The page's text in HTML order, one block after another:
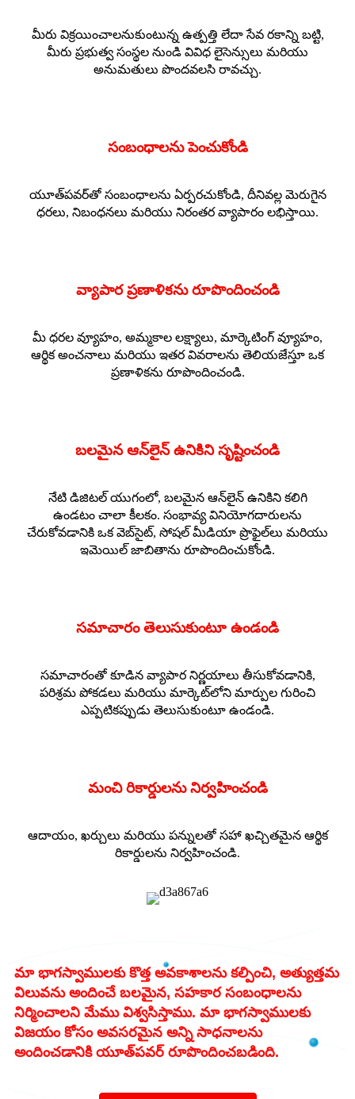
మీరు విక్రయించాలనుకుంటున్న ఉత్పత్తి లేదా సేవ రకాన్ని బట్టి,
మీరు ప్రభుత్వ సంస్థల నుండి వివిధ లైసెన్సులు మరియు
అనుమతులు పొందవలసి రావచ్చు.
సంబంధాలను పెంచుకోండి
యూత్‌పవర్‌తో సంబంధాలను ఏర్పరచుకోండి, దీనివల్ల మెరుగైన
ధరలు, నిబంధనలు మరియు నిరంతర వ్యాపారం లభిస్తాయి.
వ్యాపార ప్రణాళికను రూపొందించండి
మీ ధరల వ్యూహం, అమ్మకాల లక్ష్యాలు, మార్కెటింగ్ వ్యూహం,
ఆర్థిక అంచనాలు మరియు ఇతర వివరాలను తెలియజేస్తూ ఒక
ప్రణాళికను రూపొందించండి.
బలమైన ఆన్‌లైన్ ఉనికిని సృష్టించండి
నేటి డిజిటల్ యుగంలో, బలమైన ఆన్‌లైన్ ఉనికిని కలిగి
ఉండటం చాలా కీలకం. సంభావ్య వినియోగదారులను
చేరుకోవడానికి ఒక వెబ్‌సైట్, సోషల్ మీడియా ప్రొఫైల్‌లు మరియు
ఇమెయిల్ జాబితాను రూపొందించుకోండి.
సమాచారం తెలుసుకుంటూ ఉండండి
సమాచారంతో కూడిన వ్యాపార నిర్ణయాలు తీసుకోవడానికి,
పరిశ్రమ పోకడలు మరియు మార్కెట్‌లోని మార్పుల గురించి
ఎప్పటికప్పుడు తెలుసుకుంటూ ఉండండి.
మంచి రికార్డులను నిర్వహించండి
ఆదాయం, ఖర్చులు మరియు పన్నులతో సహా ఖచ్చితమైన ఆర్థిక
రికార్డులను నిర్వహించండి.
మా భాగస్వాములకు కొత్త అవకాశాలను కల్పించి, అత్యుత్తమ
విలువను అందించే బలమైన, సహకార సంబంధాలను
నిర్మించాలని మేము విశ్వసిస్తాము. మా భాగస్వాములకు
విజయం కోసం అవసరమైన అన్ని సాధనాలను
అందించడానికి యూత్‌పవర్ రూపొందించబడింది.